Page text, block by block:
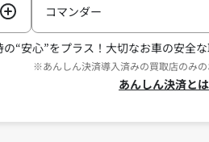
コマンダー
“安心”をプラス！ 大切なお車の安全
※あんしん決済導入済みの買取店のみの
あんしん決済とは